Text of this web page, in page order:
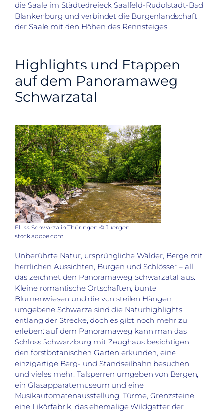
die Saale im Städtedreieck Saalfeld-Rudolstadt-Bad
Blankenburg und verbindet die Burgenlandschaft
der Saale mit den Höhen des Rennsteiges.
Highlights und Etappen
auf dem Panoramaweg
Schwarzatal
Fluss Schwarza in Thüringen © Juergen –
stock.adobe.com
Unberührte Natur, ursprüngliche Wälder, Berge mit
herrlichen Aussichten, Burgen und Schlösser – all
das zeichnet den Panoramaweg Schwarzatal aus.
Kleine romantische Ortschaften, bunte
Blumenwiesen und die von steilen Hängen
umgebene Schwarza sind die Naturhighlights
entlang der Strecke, doch es gibt noch mehr zu
erleben: auf dem Panoramaweg kann man das
Schloss Schwarzburg mit Zeughaus besichtigen,
den forstbotanischen Garten erkunden, eine
einzigartige Berg- und Standseilbahn besuchen
und vieles mehr. Talsperren umgeben von Bergen,
ein Glasapparatemuseum und eine
Musikautomatenausstellung, Türme, Grenzsteine,
eine Likörfabrik, das ehemalige Wildgatter der